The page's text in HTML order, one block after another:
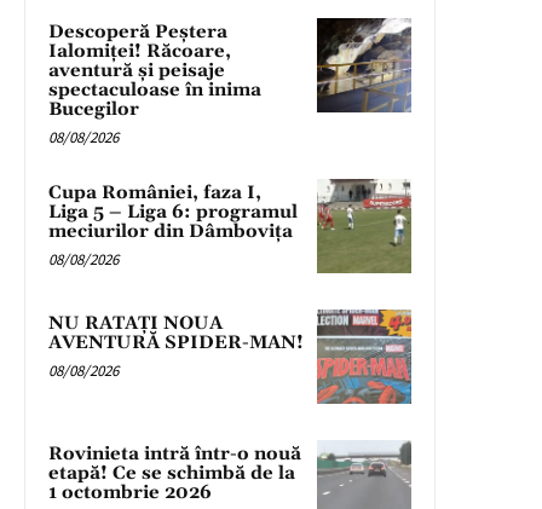
Descoperă Peștera
Ialomiței! Răcoare,
aventură și peisaje
spectaculoase în inima
Bucegilor
08/08/2026
Cupa României, faza I,
Liga 5 – Liga 6: programul
meciurilor din Dâmbovița
08/08/2026
NU RATAȚI NOUA
AVENTURĂ SPIDER-MAN!
08/08/2026
Rovinieta intră într-o nouă
etapă! Ce se schimbă de la
1 octombrie 2026